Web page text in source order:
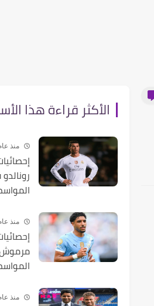
الأكثر قراءة هذا
منذ
منذ
منذ